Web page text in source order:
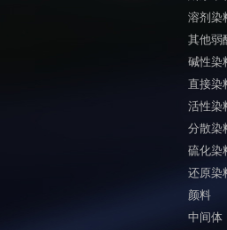
溶剂染
其他弱
碱性染
直接染
活性染
分散染
硫化染
还原染
颜料
中间体